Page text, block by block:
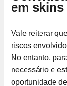
em skins
Vale reiterar
riscos
No entanto,
necessário e
oportunidade